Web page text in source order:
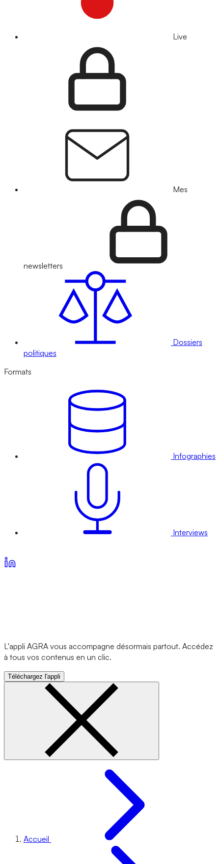
Live
Mes
newsletters
Dossiers
politiques
Formats
Infographies
Interviews
L'appli AGRA vous accompagne désormais partout. Accédez
à tous vos contenus en un clic.
Téléchargez l'appli
Accueil